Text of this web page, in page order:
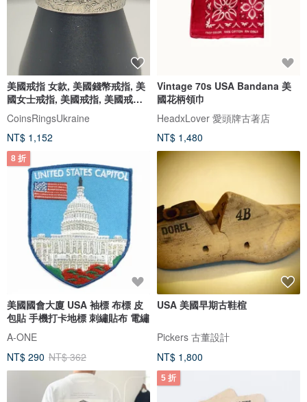
美國戒指 女款, 美國錢幣戒指, 美
國女士戒指, 美國戒指, 美國戒指,
美國男款戒指
CoinsRingsUkraine
NT$ 1,152
Vintage 70s USA Bandana 美
國花柄領巾
HeadxLover 愛頭牌古著店
NT$ 1,480
8 折
美國國會大廈 USA 袖標 布標 皮
包貼 手機打卡地標 刺繡貼布 電繡
A-ONE
NT$ 290 NT$ 362
USA 美國早期古鞋楦
Pickers 古董設計
NT$ 1,800
5 折